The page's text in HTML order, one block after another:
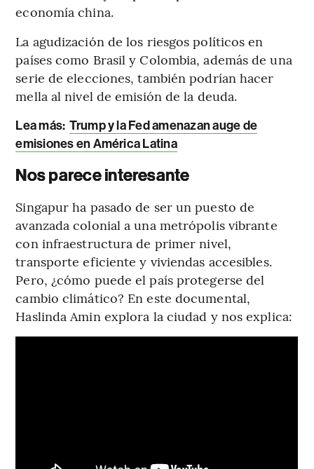
economía china.
La agudización de los riesgos políticos en
países como Brasil y Colombia, además de una
serie de elecciones, también podrían hacer
mella al nivel de emisión de la deuda.
Lea más: Trump y la Fed amenazan auge de
emisiones en América Latina
Nos parece interesante
Singapur ha pasado de ser un puesto de
avanzada colonial a una metrópolis vibrante
con infraestructura de primer nivel,
transporte eficiente y viviendas accesibles.
Pero, ¿cómo puede el país protegerse del
cambio climático? En este documental,
Haslinda Amin explora la ciudad y nos explica: